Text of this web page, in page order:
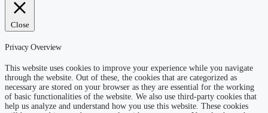
Close
Privacy Overview
This website uses cookies to improve your experience while you navigate
through the website. Out of these, the cookies that are categorized as
necessary are stored on your browser as they are essential for the working
of basic functionalities of the website. We also use third-party cookies that
help us analyze and understand how you use this website. These cookies